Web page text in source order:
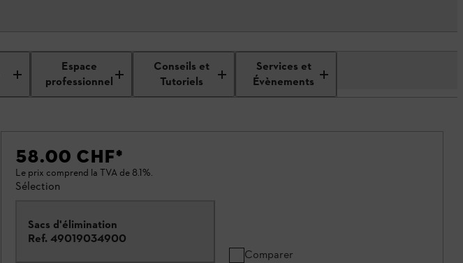
Espace
professionnel
Conseils et
Tutoriels
Services et
Évènements
58.00 CHF*
Le prix comprend la TVA de 8.1%.
Sélection
Sacs d'élimination
Ref. 49019034900
Comparer